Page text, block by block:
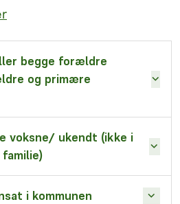
begge forældre
og primære
voksne/ ukendt (ikke i
i kommunen